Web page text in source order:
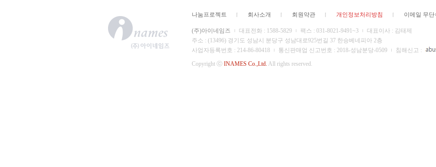
나눔프로젝트 회사소개 회원약관 개인정보처리방침 이메일 무단
(주)아이네임즈 대표전화 : 1588-5829 팩스 : 031-8021-9491~3
대표이사 : 김태제
주소 : (13496) 경기도 성남시 분당구 성남대로925번길 37 한승베네피아 2층
사업자등록번호 : 214-86-80418
통신판매업 신고번호 : 2018-성남분당-0509 침해신고 :
Copyright ⓒ INAMES Co.,Ltd. All rights reserved.